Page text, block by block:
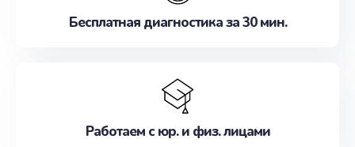
Бесплатная диагностика за 30 мин.
Работаем с юр. и физ. лицами